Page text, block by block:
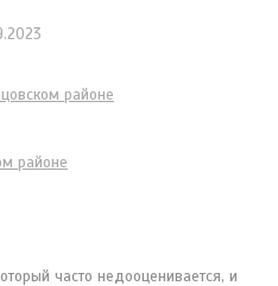
районе
районе
часто недооценивается, и